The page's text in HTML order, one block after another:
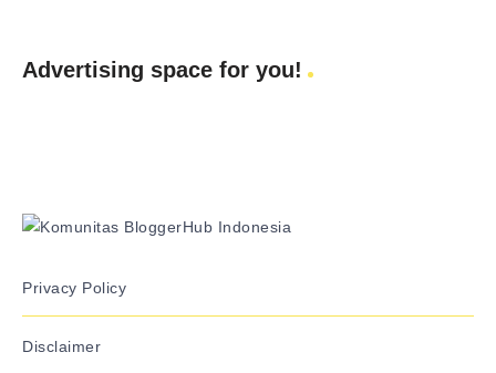
Advertising space for you!
Privacy Policy
Disclaimer